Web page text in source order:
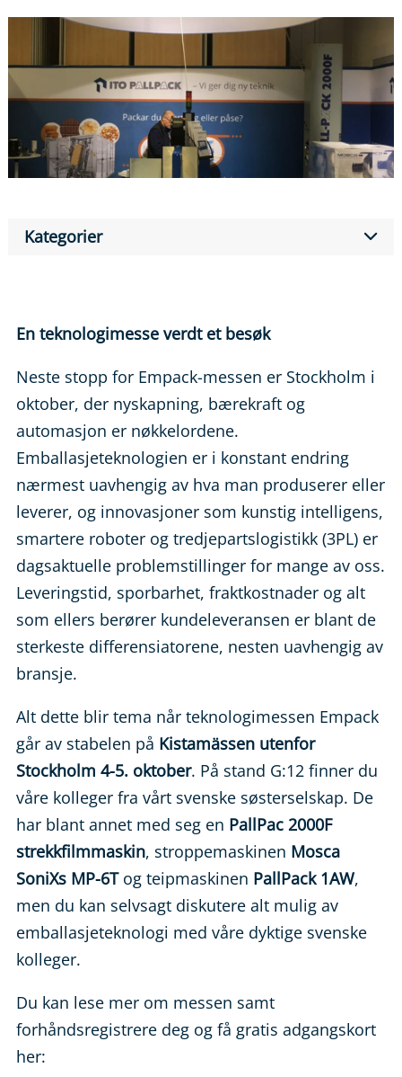
Kategorier
En teknologimesse verdt et besøk
Neste stopp for Empack-messen er Stockholm i
oktober, der nyskapning, bærekraft og
automasjon er nøkkelordene.
Emballasjeteknologien er i konstant endring
nærmest uavhengig av hva man produserer eller
leverer, og innovasjoner som kunstig intelligens,
smartere roboter og tredjepartslogistikk (3PL) er
dagsaktuelle problemstillinger for mange av oss.
Leveringstid, sporbarhet, fraktkostnader og alt
som ellers berører kundeleveransen er blant de
sterkeste differensiatorene, nesten uavhengig av
bransje.
Alt dette blir tema når teknologimessen Empack
går av stabelen på Kistamässen utenfor
Stockholm 4-5. oktober. På stand G:12 finner du
våre kolleger fra vårt svenske søsterselskap. De
har blant annet med seg en PallPac 2000F
strekkfilmmaskin, stroppemaskinen Mosca
SoniXs MP-6Tog teipmaskinen PallPack 1AW,
men du kan selvsagt diskutere alt mulig av
emballasjeteknologi med våre dyktige svenske
kolleger.
Du kan lese mer om messen samt
forhåndsregistrere deg og få gratis adgangskort
her: